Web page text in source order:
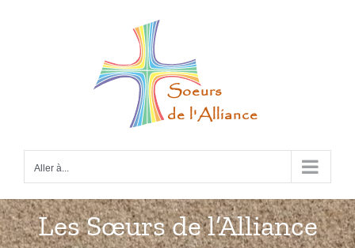
Aller à...
Les Sœurs de l’Alliance